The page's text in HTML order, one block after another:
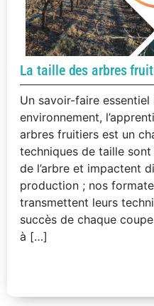
La taille des arbres
Un savoir-faire
environnement,
arbres fruitiers est un
techniques de taille
de l’arbre et impactent
production ; nos
transmettent leurs
succès de chaque
à […]